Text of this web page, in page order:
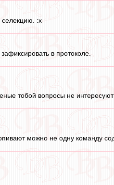
селекцию. :x
в протоколе.
тобой вопросы не интересуют
можно не одну команду